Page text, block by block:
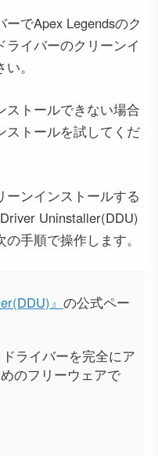
でApex Legendsのク
ライバーのクリーンイ
。
ストールできない場合
ストールを試してくだ
ーンインストールする
Uninstaller(DDU)
手順で操作します。
』 の公式ペー
ライバーを完全にア
のフリーウェアで